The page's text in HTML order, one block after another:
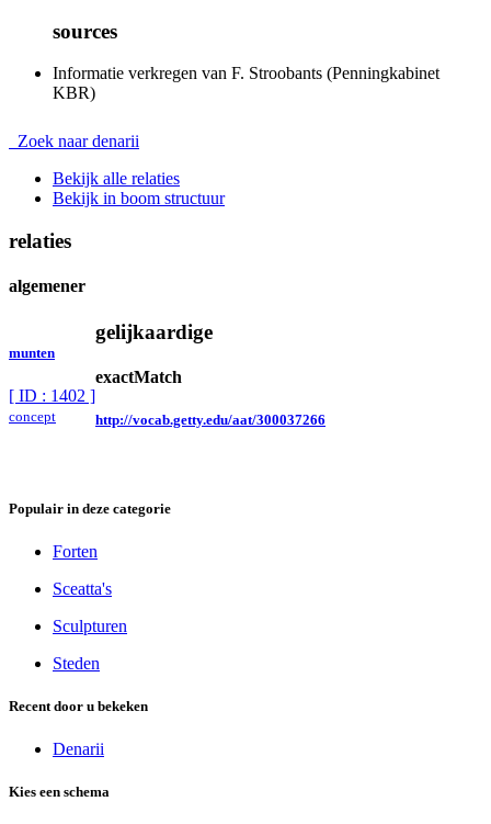
sources
Informatie verkregen van F. Stroobants (Penningkabinet
KBR)
Zoek naar denarii
Bekijk alle relaties
Bekijk in boom structuur
relaties
algemener
munten
[ ID : 1402 ]
concept
gelijkaardige
exactMatch
http://vocab.getty.edu/aat/300037266
Populair in deze categorie
Forten
Sceatta's
Sculpturen
Steden
Recent door u bekeken
Denarii
Kies een schema